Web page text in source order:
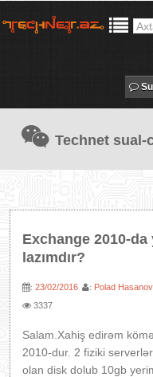
Technet sual-
Exchange 2010-
lazımdır?
: 23/02/2016 : Polad Hasanov
3337
Salam.Xahiş edirəm
2010-dur. 2 fiziki
olan disk dolub 10gb